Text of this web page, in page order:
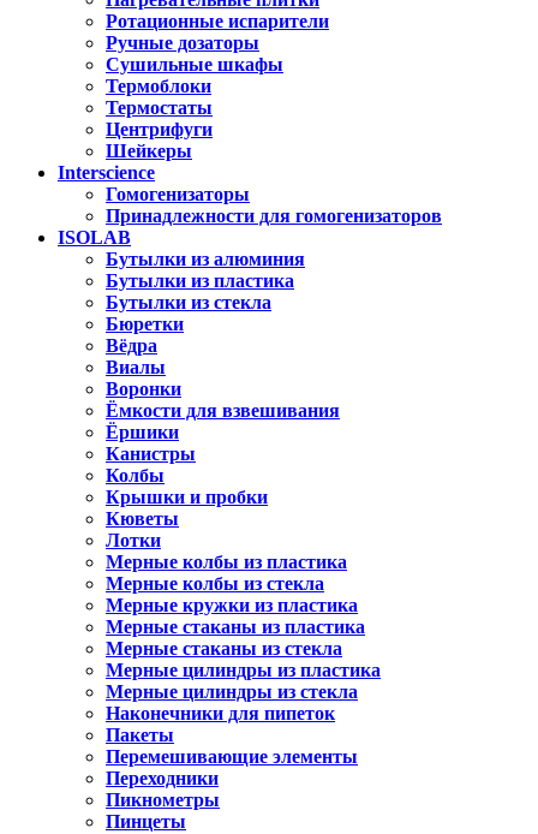
Ротационные испарители
Ручные дозаторы
Сушильные шкафы
Термоблоки
Термостаты
Центрифуги
Шейкеры
Interscience
Гомогенизаторы
Принадлежности для гомогенизаторов
ISOLAB
Бутылки из алюминия
Бутылки из пластика
Бутылки из стекла
Бюретки
Вёдра
Виалы
Воронки
Ёмкости для взвешивания
Ёршики
Канистры
Колбы
Крышки и пробки
Кюветы
Лотки
Мерные колбы из пластика
Мерные колбы из стекла
Мерные кружки из пластика
Мерные стаканы из пластика
Мерные стаканы из стекла
Мерные цилиндры из пластика
Мерные цилиндры из стекла
Наконечники для пипеток
Пакеты
Перемешивающие элементы
Переходники
Пикнометры
Пинцеты